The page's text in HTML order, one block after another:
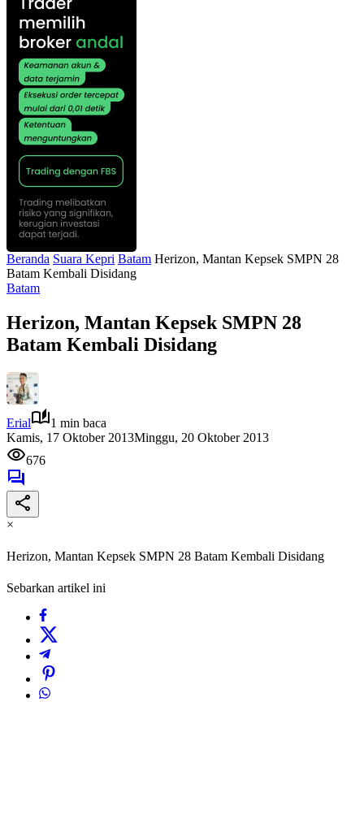
Beranda Suara Kepri Batam Herizon, Mantan Kepsek SMPN 28
Batam Kembali Disidang
Batam
Herizon, Mantan Kepsek SMPN 28
Batam Kembali Disidang
Erial
1 min baca
Kamis, 17 Oktober 2013Minggu, 20 Oktober 2013
676
×
Herizon, Mantan Kepsek SMPN 28 Batam Kembali Disidang
Sebarkan artikel ini